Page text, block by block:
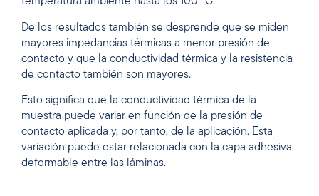
De los resultados también se desprende que se miden
mayores impedancias térmicas a menor presión de
contacto y que la conductividad térmica y la resistencia
de contacto también son mayores.
Esto significa que la conductividad térmica de la
muestra puede variar en función de la presión de
contacto aplicada y, por tanto, de la aplicación. Esta
variación puede estar relacionada con la capa adhesiva
deformable entre las láminas.